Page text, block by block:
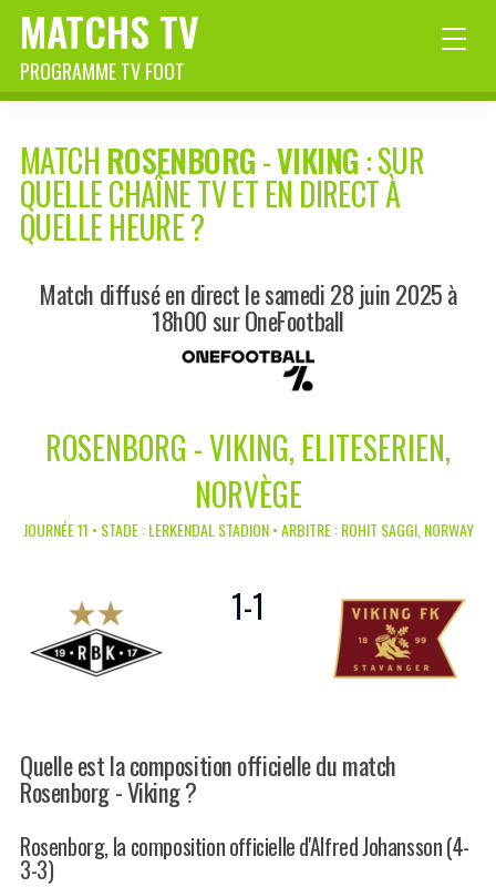
MATCHS TV
PROGRAMME TV FOOT
MATCH ROSENBORG-VIKING : SUR
QUELLE CHAÎNE TV ET EN DIRECT À
QUELLE HEURE ?
Match diffusé en direct le samedi 28 juin 2025 à
18h00 sur OneFootball
ROSENBORG - VIKING, ELITESERIEN,
NORVÈGE
JOURNÉE 11 • STADE : LERKENDAL STADION • ARBITRE : ROHIT SAGGI, NORWAY
1-1
Quelle est la composition officielle du match
Rosenborg - Viking ?
Rosenborg, la composition officielle d'Alfred Johansson (4-
3-3)